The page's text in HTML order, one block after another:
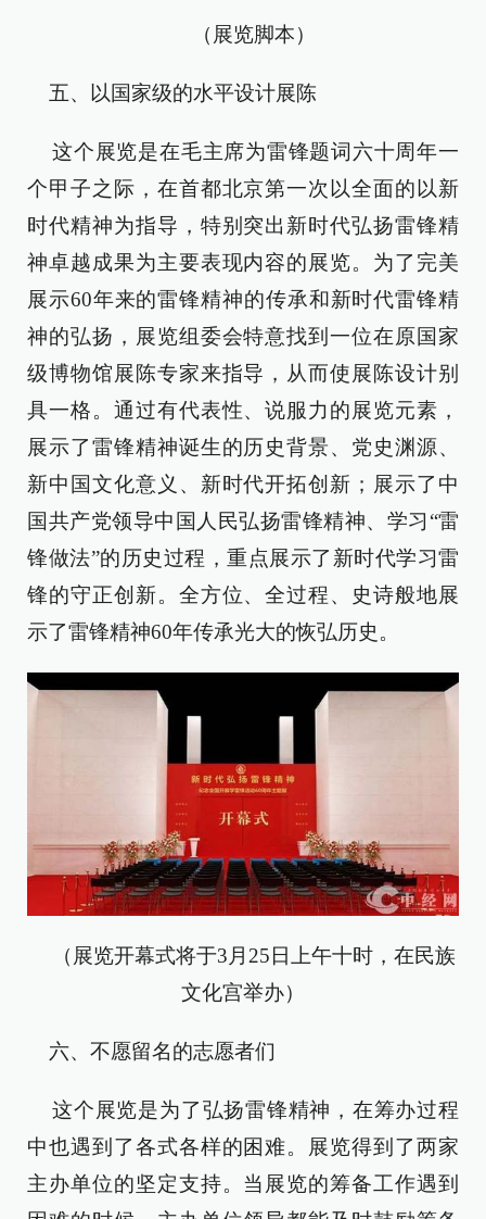
（展览脚本）
五、以国家级的水平设计展陈
这个展览是在毛主席为雷锋题词六十周年一
个甲子之际，在首都北京第一次以全面的以新
时代精神为指导，特别突出新时代弘扬雷锋精
神卓越成果为主要表现内容的展览。为了完美
展示60年来的雷锋精神的传承和新时代雷锋精
神的弘扬，展览组委会特意找到一位在原国家
级博物馆展陈专家来指导，从而使展陈设计别
具一格。通过有代表性、说服力的展览元素，
展示了雷锋精神诞生的历史背景、党史渊源、
新中国文化意义、新时代开拓创新；展示了中
国共产党领导中国人民弘扬雷锋精神、学习“雷
锋做法”的历史过程，重点展示了新时代学习雷
锋的守正创新。全方位、全过程、史诗般地展
示了雷锋精神60年传承光大的恢弘历史。
（展览开幕式将于3月25日上午十时，在民族
文化宫举办）
六、不愿留名的志愿者们
这个展览是为了弘扬雷锋精神，在筹办过程
中也遇到了各式各样的困难。展览得到了两家
主办单位的坚定支持。当展览的筹备工作遇到